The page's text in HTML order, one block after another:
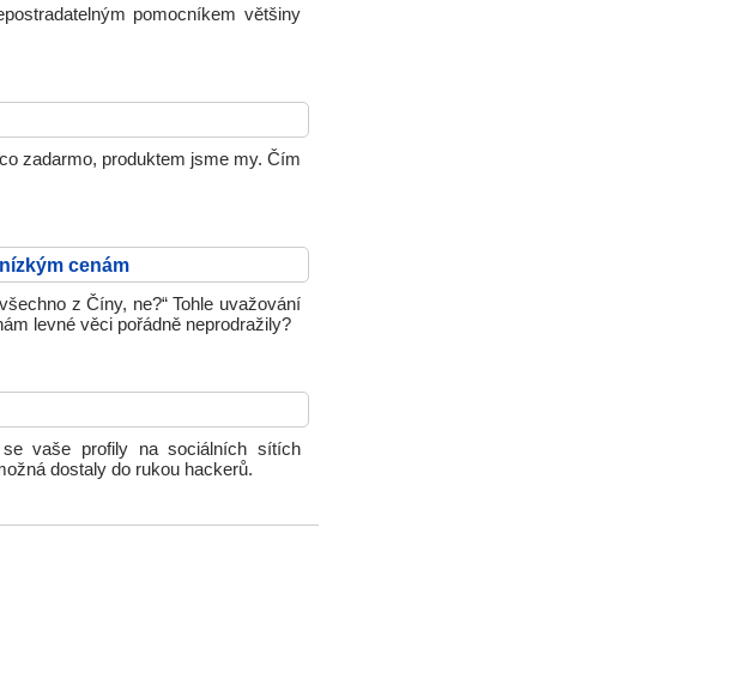
pomocníkem většiny
zadarmo, produktem jsme my. Čím
cenám
z Číny, ne?“ Tohle uvažování
levné věci pořádně neprodražily?
vaše profily na sociálních sítích
dostaly do rukou hackerů.